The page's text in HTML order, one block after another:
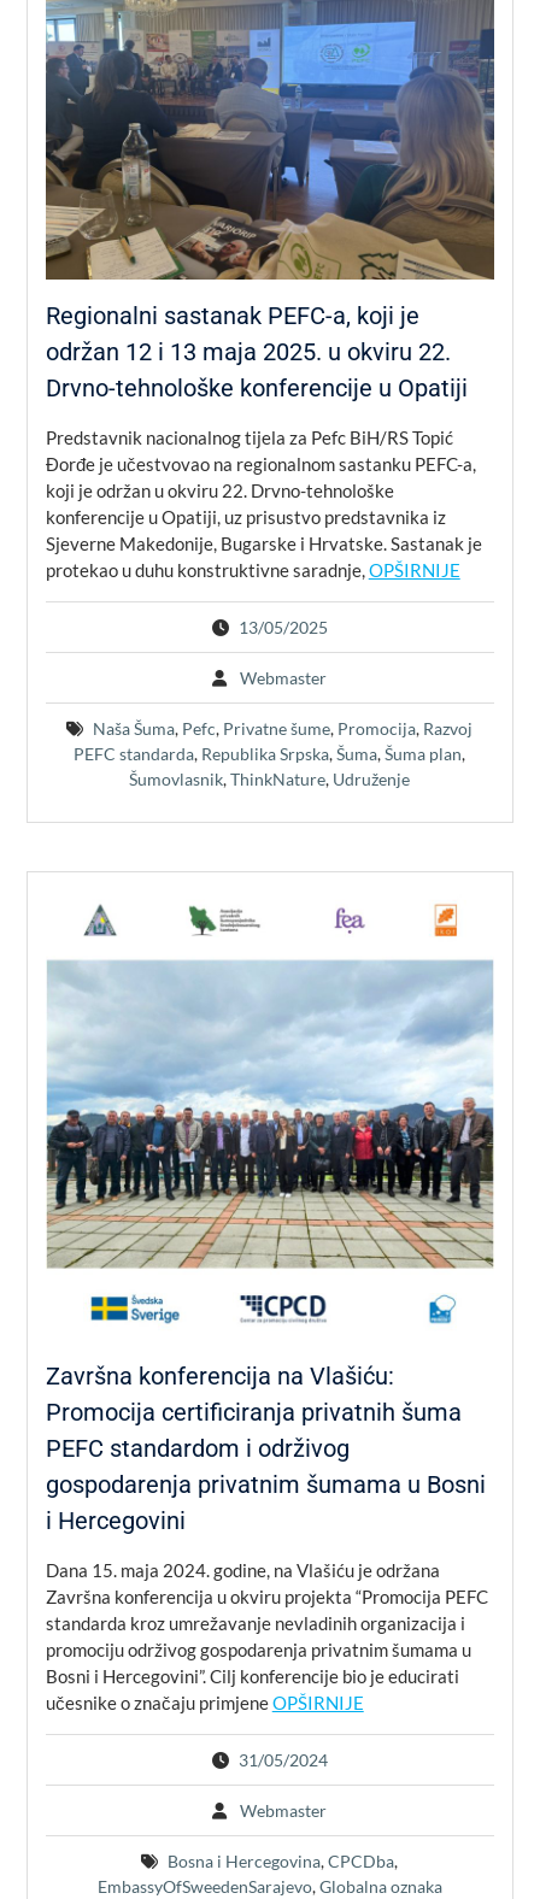
Regionalni sastanak PEFC-a, koji je
održan 12 i 13 maja 2025. u okviru 22.
Drvno-tehnološke konferencije u Opatiji
Predstavnik nacionalnog tijela za Pefc BiH/RS Topić
Đorđe je učestvovao na regionalnom sastanku PEFC-a,
koji je održan u okviru 22. Drvno-tehnološke
konferencije u Opatiji, uz prisustvo predstavnika iz
Sjeverne Makedonije, Bugarske i Hrvatske. Sastanak je
protekao u duhu konstruktivne saradnje,OPŠIRNIJE
13/05/2025
Webmaster
Naša Šuma, Pefc, Privatne šume, Promocija, Razvoj
PEFC standarda, Republika Srpska,Šuma,Šuma plan,
Šumovlasnik,ThinkNature, Udruženje
Završna konferencija na Vlašiću:
Promocija certificiranja privatnih šuma
PEFC standardom i održivog
gospodarenja privatnim šumama u Bosni
i Hercegovini
Dana 15. maja 2024. godine, na Vlašiću je održana
Završna konferencija u okviru projekta “Promocija PEFC
standarda kroz umrežavanje nevladinih organizacija i
promociju održivog gospodarenja privatnim šumama u
Bosni i Hercegovini”. Cilj konferencije bio je educirati
učesnike o značaju primjeneOPŠIRNIJE
31/05/2024
Webmaster
Bosna i Hercegovina,CPCDba,
EmbassyOfSweedenSarajevo,Globalna oznaka